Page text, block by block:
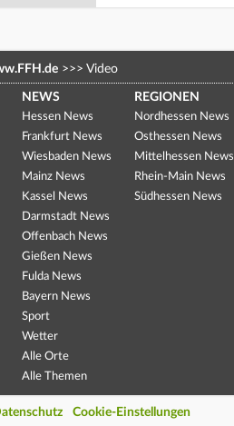
>>> Video
NEWS
Hessen News
Frankfurt News
Wiesbaden News
Mainz News
Kassel News
Darmstadt News
Offenbach News
Gießen News
Fulda News
Bayern News
Sport
Wetter
Alle Orte
Alle Themen
REGIONEN
Nordhessen News
Osthessen News
Mittelhessen News
Rhein-Main News
Südhessen News
Cookie-Einstellungen